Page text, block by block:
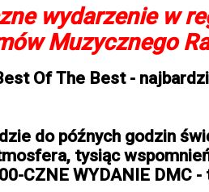
wydarzenie w
Muzycznego
Of The Best -
do późnych godzin
tysiąc
CZNE WYDANIE DMC